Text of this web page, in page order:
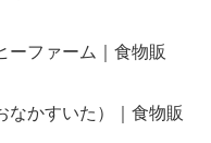
ーファーム｜食物販
なかすいた）｜食物販